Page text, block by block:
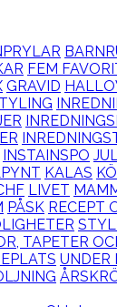
FEM
GRAVID
INSTAINSPO
KALAS
LIVET
PÅSK RECEPT
TAPETER
UNDER